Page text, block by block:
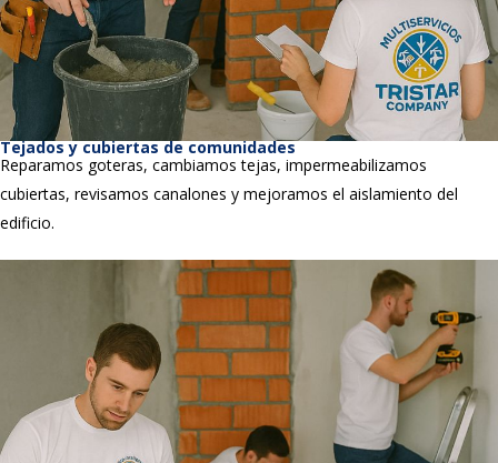
Tejados y cubiertas de comunidades
Reparamos goteras, cambiamos tejas, impermeabilizamos
cubiertas, revisamos canalones y mejoramos el aislamiento del
edificio.